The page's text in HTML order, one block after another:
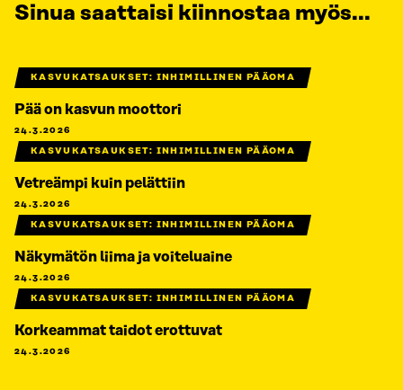
Sinua saattaisi kiinnostaa myös...
KASVUKATSAUKSET: INHIMILLINEN PÄÄOMA
Pää on kasvun moottori
24.3.2026
KASVUKATSAUKSET: INHIMILLINEN PÄÄOMA
Vetreämpi kuin pelättiin
24.3.2026
KASVUKATSAUKSET: INHIMILLINEN PÄÄOMA
Näkymätön liima ja voiteluaine
24.3.2026
KASVUKATSAUKSET: INHIMILLINEN PÄÄOMA
Korkeammat taidot erottuvat
24.3.2026